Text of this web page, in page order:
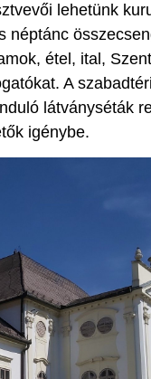
lehetünk
néptánc
étel, ital,
A
látványséták
igénybe.